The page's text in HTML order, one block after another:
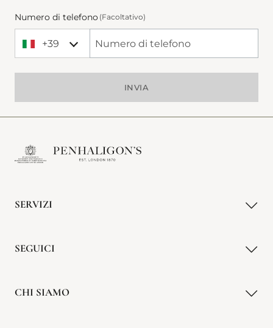
Numero di telefono (Facoltativo)
+39
+39 Italy (Italia)
Phone Number
INVIA
SERVIZI
SEGUICI
CHI SIAMO